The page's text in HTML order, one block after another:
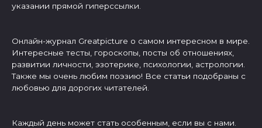
указании прямой гиперссылки.
Онлайн-журнал Greatpicture о самом интересном в мире.
Интересные тесты, гороскопы, посты об отношениях,
развитии личности, эзотерике, психологии, астрологии.
Также мы очень любим поэзию! Все статьи подобраны с
любовью для дорогих читателей.
Каждый день может стать особенным, если вы с нами.